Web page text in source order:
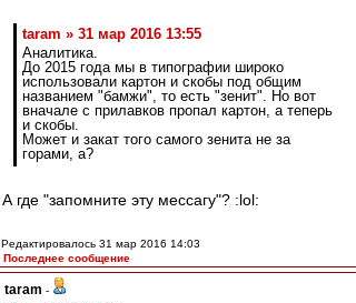
taram » 31 мар 2016 13:55
Аналитика.
До 2015 года мы в типографии широко
использовали картон и скобы под общим
названием "бамжи", то есть "зенит". Но вот
вначале с прилавков пропал картон, а теперь
и скобы.
Может и закат того самого зенита не за
горами, а?
А где "запомните эту мессагу"? :lol:
Редактировалось 31 мар 2016 14:03
Последнее сообщение
taram -